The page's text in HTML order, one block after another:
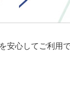
安心してご利用